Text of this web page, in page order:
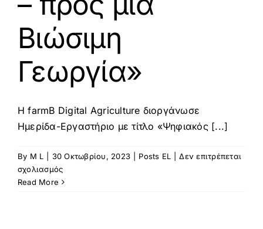
Βιώσιμη
Γεωργία»
Η farmB Digital Agriculture διοργάνωσε
Hμερίδα-Eργαστήριο με τίτλο «Ψηφιακός [...]
By M L 30 Οκτωβρίου, 2023 Posts EL
Δεν επιτρέπεται
σχολιασμόςστο
Η
Read More